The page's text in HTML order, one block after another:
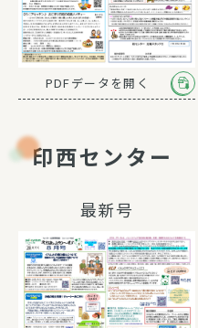
PDFデータを開く
印西センター
最新号